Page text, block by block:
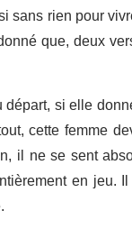
sans rien pour
que, deux
si elle
cette femme
il ne se sent
en jeu.